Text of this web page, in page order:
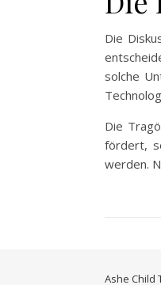
Die
solche
Die
fördert,
werden.
Ashe Child